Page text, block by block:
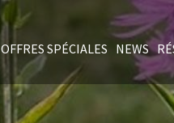
OFFRES SPÉCIALES NEWS